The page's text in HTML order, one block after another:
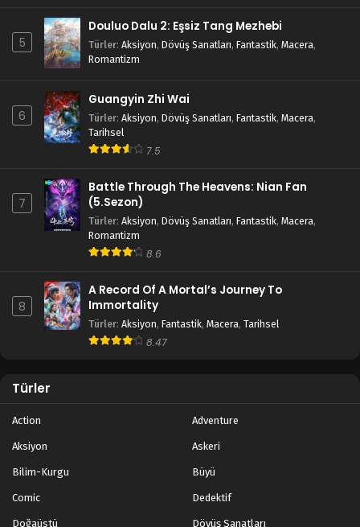
Legend of Xianwu 13.Bölüm
Blm 13 - Haziran 4, 2023
Legend of Xianwu 12.Bölüm
Blm 12 - Mayıs 28, 2023
Legend of Xianwu 11.Bölüm
Legend of Xianwu 10.Bölüm
Legend of Xianwu 9.Bölüm
Blm 9 - Mayıs 7, 2023
Legend of Xianwu 8.Bölüm
Legend of Xianwu 7.Bölüm
Legend of Xianwu 6.Bölüm
5
Douluo Dalu 2: Eşsiz Tang Mezhebi
Türler: Aksiyon, Dövüş Sanatları, Fantastik, Macera,
Romantizm
6
Guangyin Zhi Wai
Türler: Aksiyon, Dövüş Sanatları, Fantastik, Macera,
Tarihsel
7.5
7
Battle Through The Heavens: Nian Fan
(5.Sezon)
Türler: Aksiyon, Dövüş Sanatları, Fantastik, Macera,
Romantizm
8.6
8
A Record Of A Mortal’s Journey To
Immortality
Türler: Aksiyon, Fantastik, Macera, Tarihsel
8.47
Türler
Action Adventure
Aksiyon Askeri
Bilim-Kurgu Büyü
Comic Dedektif
Doğaüstü Dövüş Sanatları